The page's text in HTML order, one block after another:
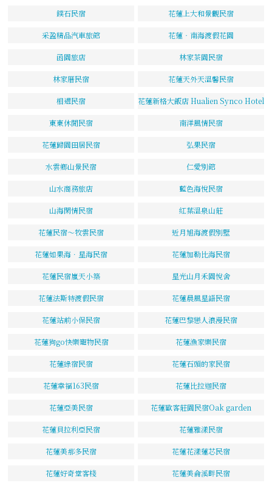
鏷石民宿 花蓮上大和景觀民宿
采盈精品汽車旅館 花蓮‧南海渡假花園
函園旅店 林家茶園民宿
林家厝民宿 花蓮天外天溫馨民宿
相遇民宿 花蓮新格大飯店 Hualien Synco Hotel
東東休閒民宿 南洋風情民宿
花蓮歸園田居民宿 弘果民宿
水雲鄉山景民宿 仁愛別館
山水商務旅店 藍色海悅民宿
山海閑情民宿 紅葉溫泉山莊
花蓮民宿～牧雲民宿 近月旭海渡假別墅
花蓮如果海．星海民宿 花蓮加勒比海民宿
花蓮民宿嵐天小築 星光山月禾園悅舍
花蓮法斯特渡假民宿 花蓮晨風星語民宿
花蓮站前小保民宿 花蓮巴黎戀人浪漫民宿
花蓮狗go快樂寵物民宿 花蓮漁家樂民宿
花蓮綠宿民宿 花蓮石頭的家民宿
花蓮幸福163民宿 花蓮比拉迦民宿
花蓮亞美民宿 花蓮歐客莊園民宿Oak garden
花蓮貝拉利亞民宿 花蓮雅漾民宿
花蓮美那多民宿 花蓮花漾蓮芯民宿
花蓮好奇堂客棧 花蓮美侖溪畔民宿